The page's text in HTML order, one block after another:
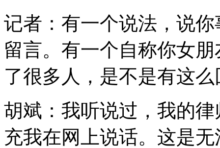
记者：有一个说法，说
留言。有一个自称你女
了很多人，是不是有这
胡斌：我听说过，我的
充我在网上说话。这是